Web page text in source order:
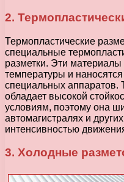
2.
Термопластические
специальные
разметки. Эти
температуры и
специальных аппаратов.
обладает высокой
условиям, поэтому она
автомагистралях и
интенсивностью
3. Холодные